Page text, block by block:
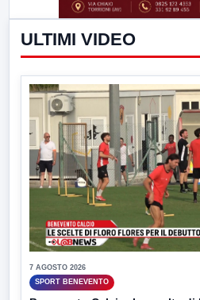
ULTIMI VIDEO
7 AGOSTO 2026
SPORT BENEVENTO